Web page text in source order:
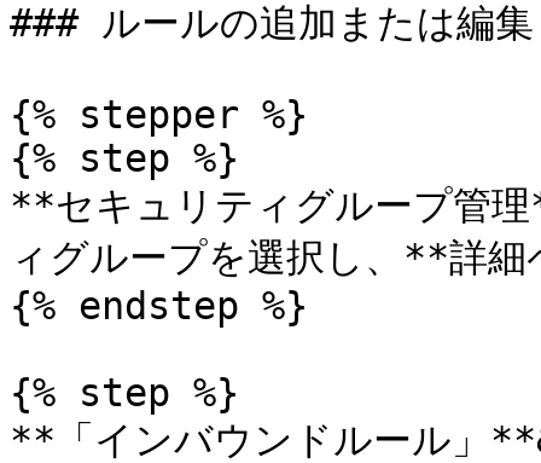
### ルールの追加または編集
{% stepper %}
{% step %}
**セキュリティグループ管
ィグループを選択し、**詳
{% endstep %}
{% step %}
**「インバウンドルール」